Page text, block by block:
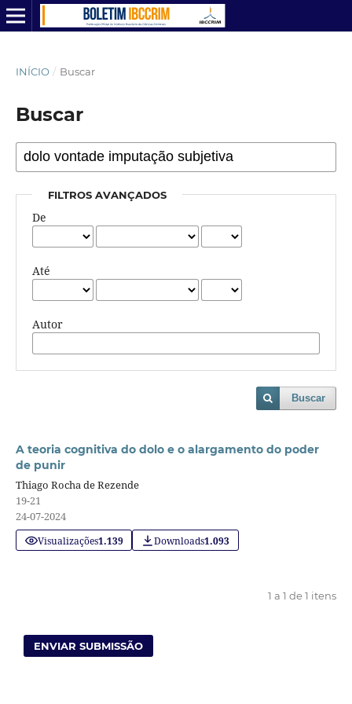
INÍCIO / Buscar
Buscar
FILTROS AVANÇADOS
De
Até
Autor
Buscar
A teoria cognitiva do dolo e o alargamento do poder
de punir
Thiago Rocha de Rezende
19-21
24-07-2024
Visualizações1.139 Downloads1.093
1 a 1 de 1 itens
ENVIAR SUBMISSÃO